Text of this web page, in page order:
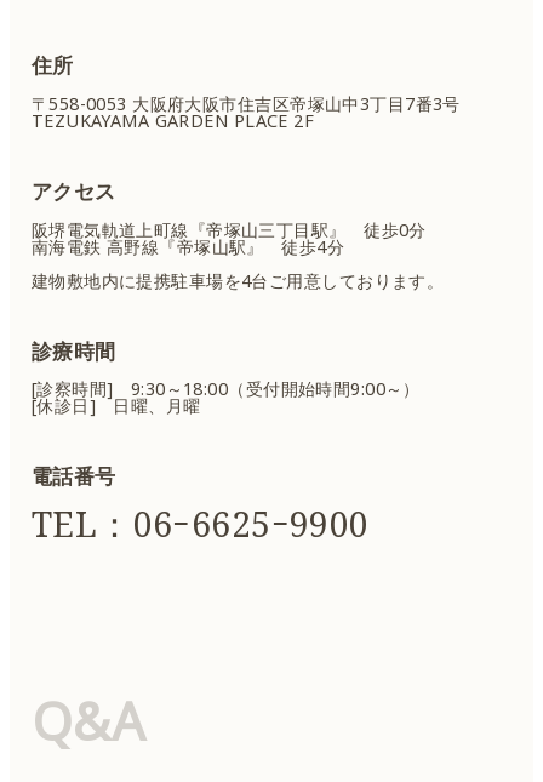
住所
〒558-0053 大阪府大阪市住吉区帝塚山中3丁目7番3号
TEZUKAYAMA GARDEN PLACE 2F
アクセス
阪堺電気軌道上町線『帝塚山三丁目駅』 徒歩0分
南海電鉄 高野線『帝塚山駅』 徒歩4分
建物敷地内に提携駐車場を4台ご用意しております。
診療時間
[診察時間] 9:30～18:00（受付開始時間9:00～）
[休診日] 日曜、月曜
電話番号
TEL：06ｰ6625ｰ9900
Q&A